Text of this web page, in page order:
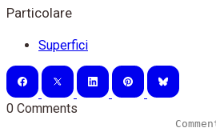
Particolare
Superfici
0 Comments